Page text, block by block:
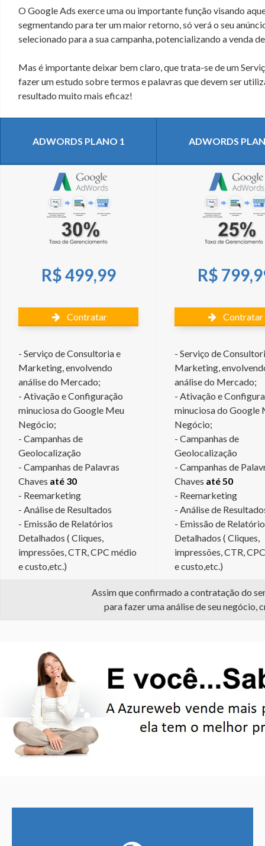
O Google Ads exerce uma ou importante função visando
segmentando para ter um maior retorno, só verá o seu
selecionado para a sua campanha, potencializando a venda
Mas é importante deixar bem claro, que trata-se de um
fazer um estudo sobre termos e palavras que devem ser
resultado muito mais eficaz!
ADWORDS PLANO 1 ADWORDS
R$ 499,99 R$
Contratar Contratar
- Serviço de Consultoria e
Marketing, envolvendo
análise do Mercado;
- Ativação e Configuração
minuciosa do Google Meu
Negócio;
- Campanhas de
Geolocalização
- Campanhas de Palavras
Chaves até 30
- Reemarketing
- Análise de Resultados
- Emissão de Relatórios
Detalhados ( Cliques,
impressões, CTR, CPC médio
e custo,etc.)
- Serviço de
Marketing,
análise do Mercado;
- Ativação e
minuciosa do Google
Negócio;
- Campanhas de
Geolocalização
- Campanhas de
Chaves até 50
- Reemarketing
- Análise de
- Emissão de
Detalhados ( Cliques,
impressões, CTR,
e custo,etc.)
Assim que confirmado a contratação do
para fazer uma análise de seu negócio,